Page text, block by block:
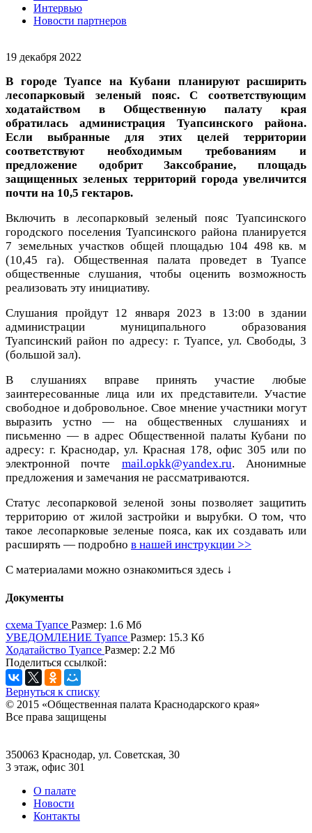
Интервью
Новости партнеров
19 декабря 2022
В городе Туапсе на Кубани планируют расширить
лесопарковый зеленый пояс. С соответствующим
ходатайством в Общественную палату края
обратилась администрация Туапсинского района.
Если выбранные для этих целей территории
соответствуют необходимым требованиям и
предложение одобрит Заксобрание, площадь
защищенных зеленых территорий города увеличится
почти на 10,5 гектаров.
Включить в лесопарковый зеленый пояс Туапсинского
городского поселения Туапсинского района планируется
7 земельных участков общей площадью 104 498 кв. м
(10,45 га). Общественная палата проведет в Туапсе
общественные слушания, чтобы оценить возможность
реализовать эту инициативу.
Слушания пройдут 12 января 2023 в 13:00 в здании
администрации муниципального образования
Туапсинский район по адресу: г. Туапсе, ул. Свободы, 3
(большой зал).
В слушаниях вправе принять участие любые
заинтересованные лица или их представители. Участие
свободное и добровольное. Свое мнение участники могут
выразить устно — на общественных слушаниях и
письменно — в адрес Общественной палаты Кубани по
адресу: г. Краснодар, ул. Красная 178, офис 305 или по
электронной почте mail.opkk@yandex.ru. Анонимные
предложения и замечания не рассматриваются.
Статус лесопарковой зеленой зоны позволяет защитить
территорию от жилой застройки и вырубки. О том, что
такое лесопарковые зеленые пояса, как их создавать или
расширять — подробно в нашей инструкции >>
С материалами можно ознакомиться здесь ↓
Документы
схема Туапсе Размер: 1.6 Мб
УВЕДОМЛЕНИЕ Туапсе Размер: 15.3 Кб
Ходатайство Туапсе Размер: 2.2 Мб
Поделиться ссылкой:
Вернуться к списку
© 2015 «Общественная палата Краснодарского края»
Все права защищены
350063 Краснодар, ул. Советская, 30
3 этаж, офис 301
О палате
Новости
Контакты